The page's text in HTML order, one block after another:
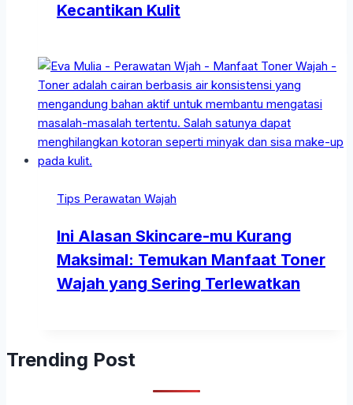
Kecantikan Kulit
Tips Perawatan Wajah
Ini Alasan Skincare-mu Kurang
Maksimal: Temukan Manfaat Toner
Wajah yang Sering Terlewatkan
Trending Post